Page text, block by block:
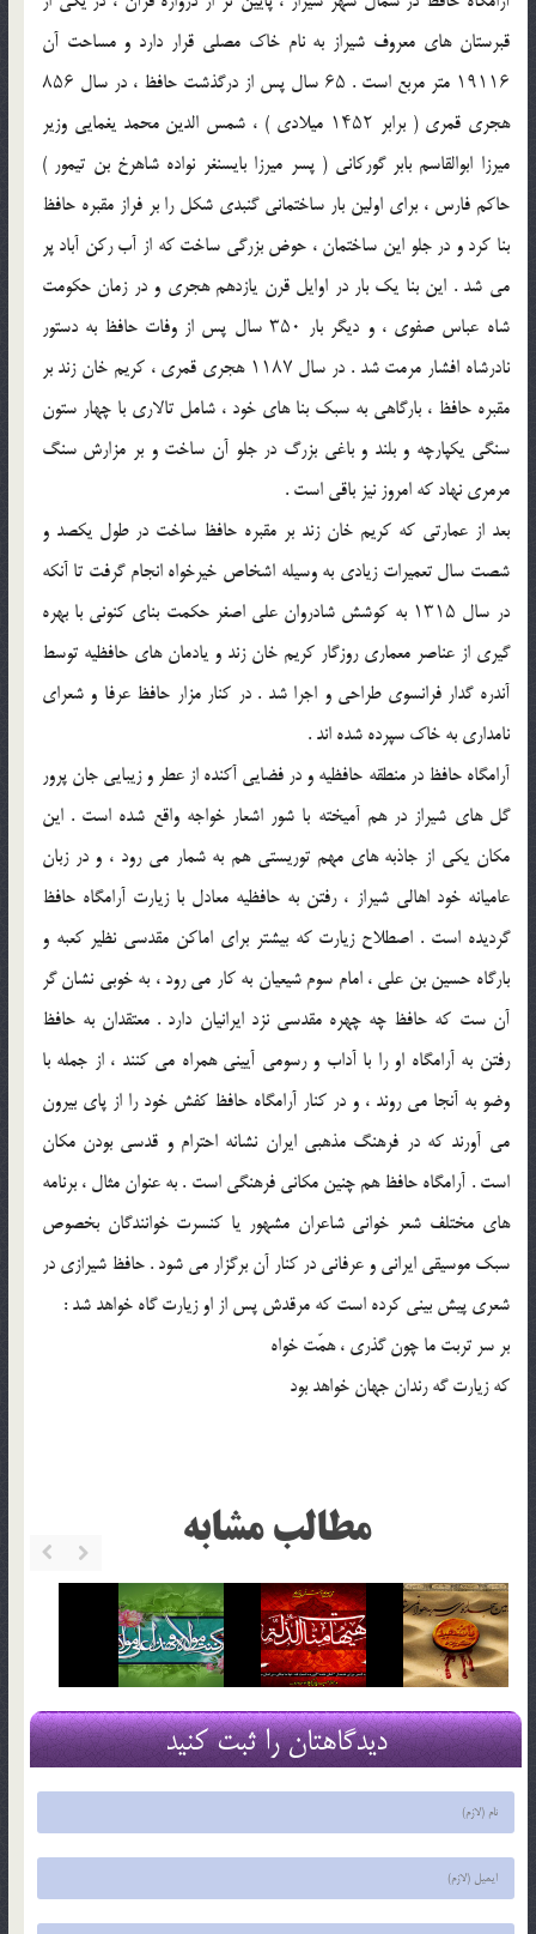
قبرستان های معروف شیراز به نام خاک مصلی قرار دارد و مساحت آن
۱۹۱۱۶ متر مربع است . ۶۵ سال پس از درگذشت حافظ ، در سال ۸۵۶
هجری قمری ( برابر ۱۴۵۲ میلادی ) ، شمس‌ الدین محمد یغمایی وزیر
میرزا ابوالقاسم بابر گورکانی ( پسر میرزا بایسنغر نواده شاهرخ بن تیمور )
حاکم فارس ، برای اولین بار ساختمانی گنبدی شکل را بر فراز مقبره حافظ
بنا کرد و در جلو این ساختمان ، حوض بزرگی ساخت که از آب رکن‌ آباد پر
می ‌شد . این بنا یک بار در اوایل قرن یازدهم هجری و در زمان حکومت
شاه عباس صفوی ، و دیگر بار ۳۵۰ سال پس از وفات حافظ به دستور
نادرشاه افشار مرمت شد . در سال ۱۱۸۷ هجری قمری ، کریم خان زند بر
مقبره حافظ ، بارگاهی به سبک بنا های خود ، شامل تالاری با چهار ستون
سنگی یکپارچه و بلند و باغی بزرگ در جلو آن ساخت و بر مزارش سنگ
مرمری نهاد که امروز نیز باقی است .
بعد از عمارتی که کریم خان زند بر مقبره حافظ ساخت در طول یکصد و
شصت سال تعمیرات زیادی به وسیله اشخاص خیرخواه انجام گرفت تا آنکه
در سال ۱۳۱۵ به کوشش شادروان علی اصغر حکمت بنای کنونی با بهره
گیری از عناصر معماری روزگار کریم خان زند و یادمان های حافظیه توسط
آندره گدار فرانسوی طراحی و اجرا شد . در کنار مزار حافظ عرفا و شعرای
نامداری به خاک سپرده شده اند .
آرامگاه حافظ در منطقه حافظیه و در فضایی آکنده از عطر و زیبایی جان‌ پرور
گل ‌های شیراز در هم ‌آمیخته با شور اشعار خواجه واقع شده ‌است . این
مکان یکی از جاذبه ‌های مهم توریستی هم به‌ شمار می ‌رود ، و در زبان
عامیانه خود اهالی شیراز ، رفتن به حافظیه معادل با زیارت آرامگاه حافظ
گردیده ‌است . اصطلاح زیارت که بیشتر برای اماکن مقدسی نظیر کعبه و
بارگاه حسین‌ بن علی ، امام سوم شیعیان به ‌کار می ‌رود ، به‌ خوبی نشان ‌گر
آن‌ ست که حافظ چه چهره مقدسی نزد ایرانیان دارد . معتقدان به حافظ
رفتن به آرامگاه او را با آداب و رسومی آیینی همراه می‌ کنند ، از جمله با
وضو به آنجا می ‌روند ، و در کنار آرامگاه حافظ کفش خود را از پای بیرون
می ‌آورند که در فرهنگ مذهبی ایران نشانه احترام و قدسی بودن مکان
است . آرامگاه حافظ هم‌ چنین مکانی فرهنگی‌ است . به ‌عنوان مثال ، برنامه
‌های مختلف شعر خوانی شاعران مشهور یا کنسرت خوانندگان بخصوص
سبک موسیقی ایرانی و عرفانی در کنار آن برگزار می ‌شود . حافظ شیرازی در
شعری پیش‌ بینی کرده‌ است که مرقدش پس از او زیارت ‌گاه خواهد شد :
بر سر تربت ما چون گذری ، همّت خواه
که زیارت ‌گه رندان جهان خواهد بود
مطالب مشابه
دیدگاهتان را ثبت کنید